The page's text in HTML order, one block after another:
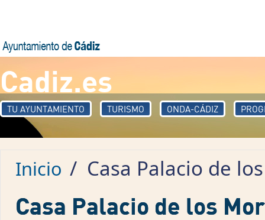
Cadiz.es
TU AYUNTAMIENTO TURISMO ONDA-CÁDIZ
Inicio / Casa Palacio de
Casa Palacio de los